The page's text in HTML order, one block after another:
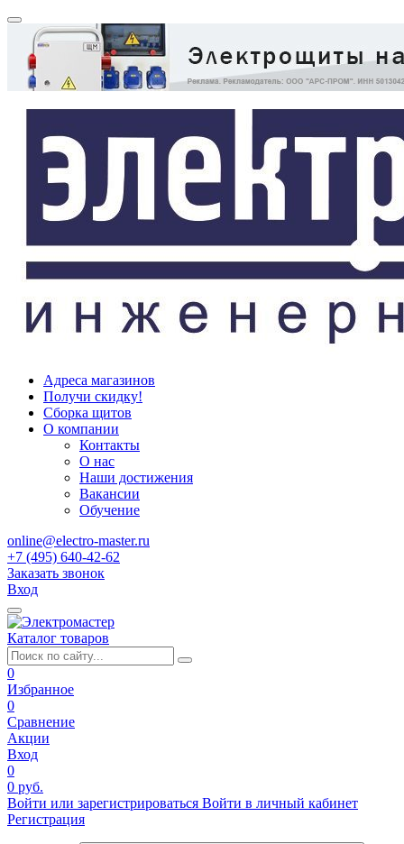
Адреса магазинов
Получи скидку!
Сборка щитов
О компании
Контакты
О нас
Наши достижения
Вакансии
Обучение
online@electro-master.ru
+7 (495) 640-42-62
Заказать звонок
Вход
Каталог товаров
0
Избранное
0
Сравнение
Акции
Вход
0
0 руб.
Войти или зарегистрироваться Войти в личный кабинет
Регистрация